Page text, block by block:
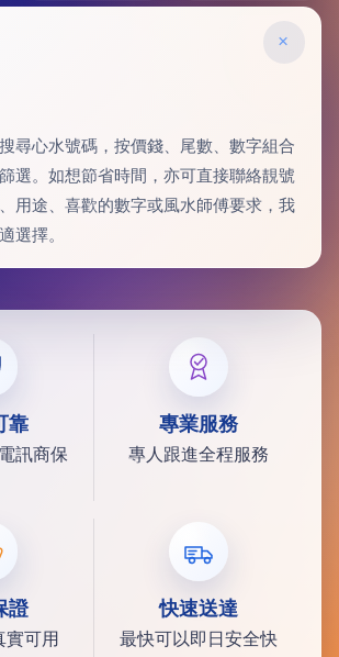
×
尋心水號碼，按價錢、尾數、數字組合
選。如想節省時間，亦可直接聯絡靚號
用途、喜歡的數字或風水師傅要求，我
選擇。
靠
訊商保
專業服務
專人跟進全程服務
證
實可用
快速送達
最快可以即日安全快